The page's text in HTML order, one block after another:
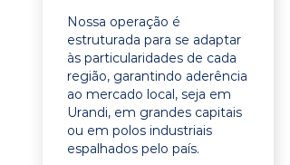
Nossa operação é
estruturada para se adaptar
às particularidades de cada
região, garantindo aderência
ao mercado local, seja em
Urandi, em grandes capitais
ou em polos industriais
espalhados pelo país.